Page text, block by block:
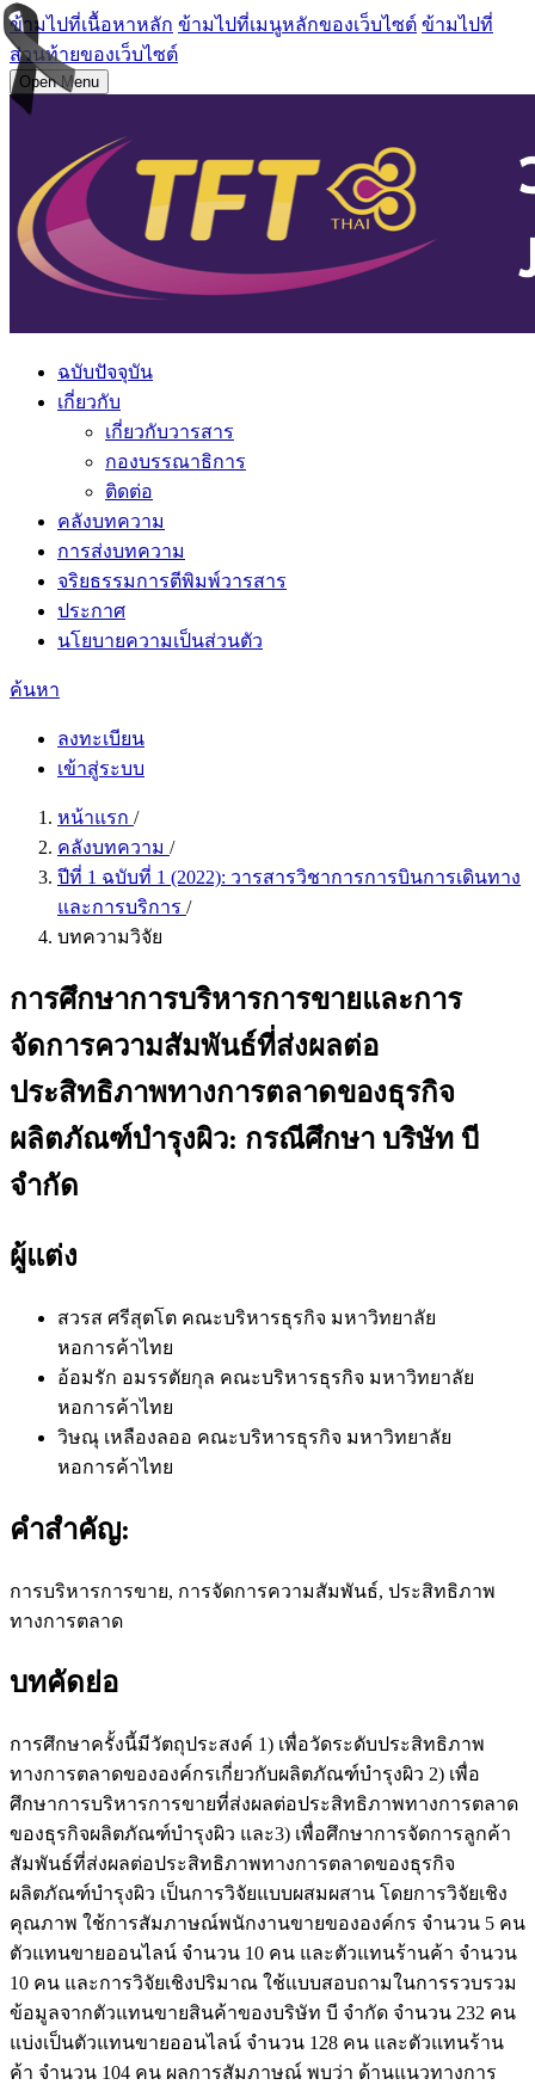
ข้ามไปที่เนื้อหาหลัก ข้ามไปที่เมนูหลักของเว็บไซต์ ข้ามไปที่
ส่วนท้ายของเว็บไซต์
Open Menu
ฉบับปัจจุบัน
เกี่ยวกับ
เกี่ยวกับวารสาร
กองบรรณาธิการ
ติดต่อ
คลังบทความ
การส่งบทความ
จริยธรรมการตีพิมพ์วารสาร
ประกาศ
นโยบายความเป็นส่วนตัว
ค้นหา
ลงทะเบียน
เข้าสู่ระบบ
หน้าแรก /
คลังบทความ /
ปีที่ 1 ฉบับที่ 1 (2022): วารสารวิชาการการบินการเดินทาง
และการบริการ /
บทความวิจัย
การศึกษาการบริหารการขายและการ
จัดการความสัมพันธ์ที่ส่งผลต่อ
ประสิทธิภาพทางการตลาดของธุรกิจ
ผลิตภัณฑ์บำรุงผิว: กรณีศึกษา บริษัท บี
จำกัด
ผู้แต่ง
สวรส ศรีสุตโต คณะบริหารธุรกิจ มหาวิทยาลัย
หอการค้าไทย
อ้อมรัก อมรรตัยกุล คณะบริหารธุรกิจ มหาวิทยาลัย
หอการค้าไทย
วิษณุ เหลืองลออ คณะบริหารธุรกิจ มหาวิทยาลัย
หอการค้าไทย
คำสำคัญ:
การบริหารการขาย, การจัดการความสัมพันธ์, ประสิทธิภาพ
ทางการตลาด
บทคัดย่อ
การศึกษาครั้งนี้มีวัตถุประสงค์ 1) เพื่อวัดระดับประสิทธิภาพ
ทางการตลาดขององค์กรเกี่ยวกับผลิตภัณฑ์บำรุงผิว 2) เพื่อ
ศึกษาการบริหารการขายที่ส่งผลต่อประสิทธิภาพทางการตลาด
ของธุรกิจผลิตภัณฑ์บำรุงผิว และ3) เพื่อศึกษาการจัดการลูกค้า
สัมพันธ์ที่ส่งผลต่อประสิทธิภาพทางการตลาดของธุรกิจ
ผลิตภัณฑ์บำรุงผิว เป็นการวิจัยแบบผสมผสาน โดยการวิจัยเชิง
คุณภาพ ใช้การสัมภาษณ์พนักงานขายขององค์กร จำนวน 5 คน
ตัวแทนขายออนไลน์ จำนวน 10 คน และตัวแทนร้านค้า จำนวน
10 คน และการวิจัยเชิงปริมาณ ใช้แบบสอบถามในการรวบรวม
ข้อมูลจากตัวแทนขายสินค้าของบริษัท บี จำกัด จำนวน 232 คน
แบ่งเป็นตัวแทนขายออนไลน์ จำนวน 128 คน และตัวแทนร้าน
ค้า จำนวน 104 คน ผลการสัมภาษณ์ พบว่า ด้านแนวทางการ